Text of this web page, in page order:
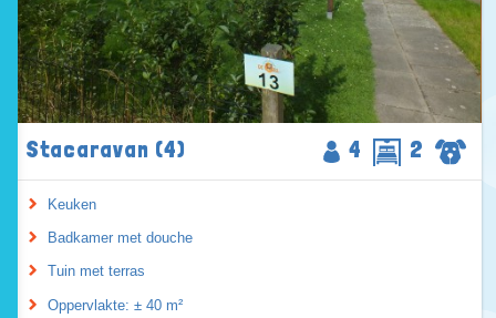
Stacaravan (4) 4 2
Keuken
Badkamer met douche
Tuin met terras
Oppervlakte: ± 40 m²